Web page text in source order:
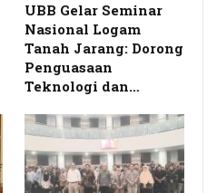
UBB Gelar Seminar
Nasional Logam
Tanah Jarang: Dorong
Penguasaan
Teknologi dan…